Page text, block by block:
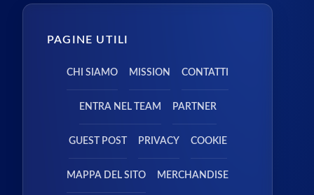
PAGINE UTILI
CHI SIAMO MISSION CONTATTI
ENTRA NEL TEAM PARTNER
GUEST POST PRIVACY COOKIE
MAPPA DEL SITO MERCHANDISE